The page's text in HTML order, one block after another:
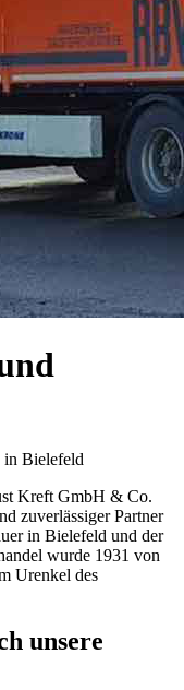
Bielefeld
Kreft GmbH & Co.
zuverlässiger Partner
in Bielefeld und der
wurde 1931 von
Urenkel des
unsere